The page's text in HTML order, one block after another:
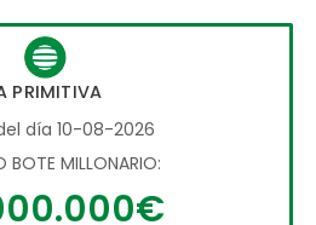
PRIMITIVA
día 10-08-2026
BOTE MILLONARIO: